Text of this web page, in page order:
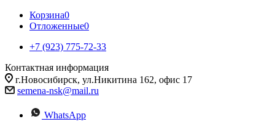
Корзина0
Отложенные0
+7 (923) 775-72-33
Контактная информация
г.Новосибирск, ул.Никитина 162, офис 17
semena-nsk@mail.ru
WhatsApp